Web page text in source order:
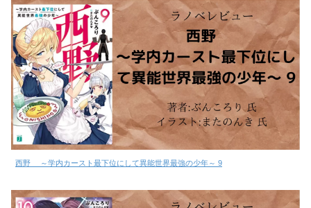
西野 ～学内カースト最下位にして異能世界最強の少年～ 9